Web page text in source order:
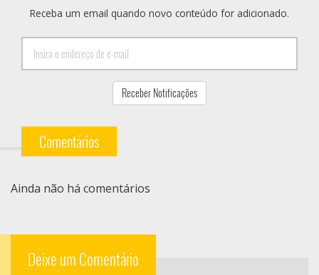
Receba um email quando novo conteúdo for adicionado.
Comentários
Ainda não há comentários
Deixe um Comentário